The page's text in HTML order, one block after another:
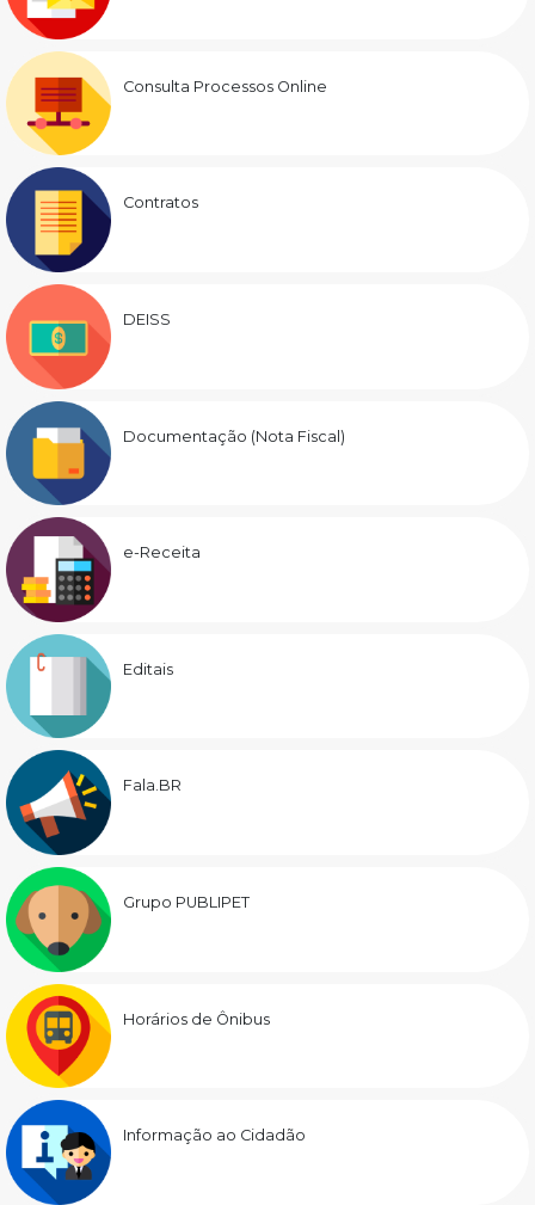
Consulta Processos Online
Contratos
DEISS
Documentação (Nota Fiscal)
e-Receita
Editais
Fala.BR
Grupo PUBLIPET
Horários de Ônibus
Informação ao Cidadão